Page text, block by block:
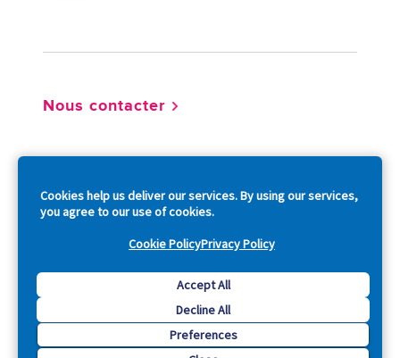
Cookies help us deliver our services. By using our services,
you agree to our use of cookies.
Cookie PolicyPrivacy Policy
Accept All
Decline All
Preferences
Nous contacter
Copyright © 2026 Acquia, Inc. All Rights Reserved.
Drupal is a registered trademark of Dries Buytaert.